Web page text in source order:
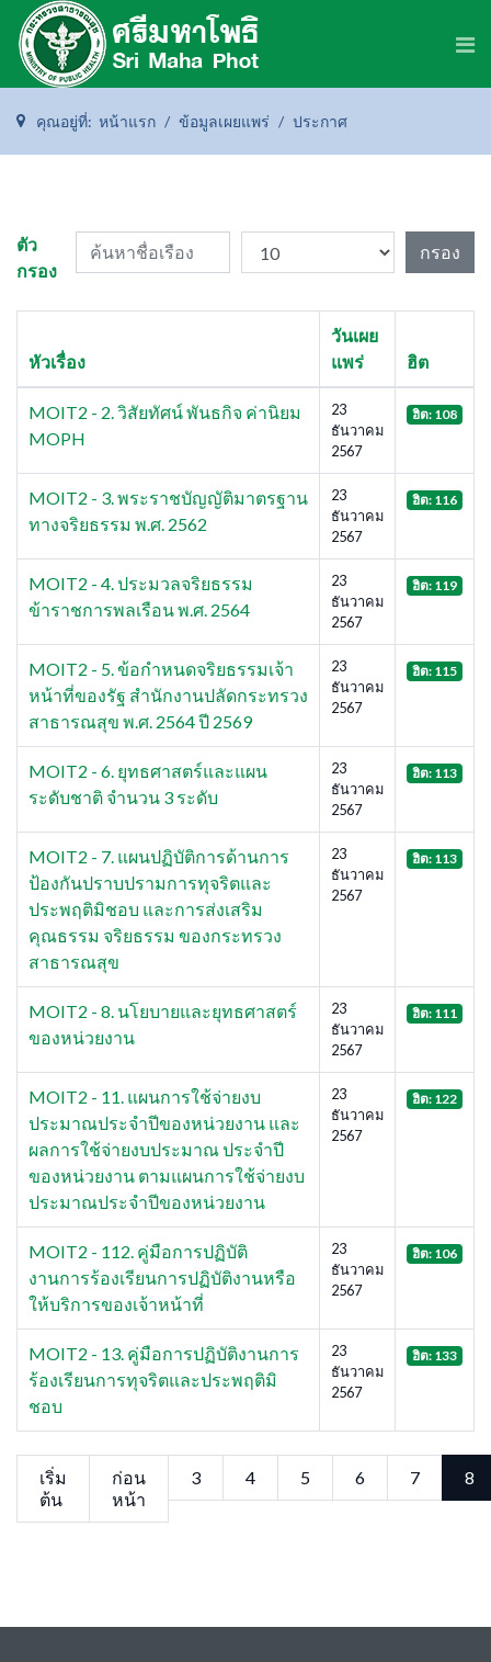
คุณอยู่ที่: หน้าแรก ข้อมูลเผยแพร่ ประกาศ
ตัว
กรอง
ค้นหาชื่อเรือง แสดง # กรอง
หัวเรื่อง
วันเผย
แพร่
ฮิต
MOIT2 - 2. วิสัยทัศน์ พันธกิจ ค่านิยม
MOPH
23
ธันวาคม
2567
ฮิต: 108
MOIT2 - 3. พระราชบัญญัติมาตรฐาน
ทางจริยธรรม พ.ศ. 2562
23
ธันวาคม
2567
ฮิต: 116
MOIT2 - 4. ประมวลจริยธรรม
ข้าราชการพลเรือน พ.ศ. 2564
23
ธันวาคม
2567
ฮิต: 119
MOIT2 - 5. ข้อกำหนดจริยธรรมเจ้า
หน้าที่ของรัฐ สำนักงานปลัดกระทรวง
สาธารณสุข พ.ศ. 2564 ปี 2569
23
ธันวาคม
2567
ฮิต: 115
MOIT2 - 6. ยุทธศาสตร์และแผน
ระดับชาติ จำนวน 3 ระดับ
23
ธันวาคม
2567
ฮิต: 113
MOIT2 - 7. แผนปฏิบัติการด้านการ
ป้องกันปราบปรามการทุจริตและ
ประพฤติมิชอบ และการส่งเสริม
คุณธรรม จริยธรรม ของกระทรวง
สาธารณสุข
23
ธันวาคม
2567
ฮิต: 113
MOIT2 - 8. นโยบายและยุทธศาสตร์
ของหน่วยงาน
23
ธันวาคม
2567
ฮิต: 111
MOIT2 - 11. แผนการใช้จ่ายงบ
ประมาณประจำปีของหน่วยงาน และ
ผลการใช้จ่ายงบประมาณ ประจำปี
ของหน่วยงาน ตามแผนการใช้จ่ายงบ
ประมาณประจำปีของหน่วยงาน
23
ธันวาคม
2567
ฮิต: 122
MOIT2 - 112. คู่มือการปฏิบัติ
งานการร้องเรียนการปฏิบัติงานหรือ
ให้บริการของเจ้าหน้าที่
23
ธันวาคม
2567
ฮิต: 106
MOIT2 - 13. คู่มือการปฏิบัติงานการ
ร้องเรียนการทุจริตและประพฤติมิ
ชอบ
23
ธันวาคม
2567
ฮิต: 133
เริ่ม
ต้น
ก่อน
หน้า
3 4 5 6 7 8